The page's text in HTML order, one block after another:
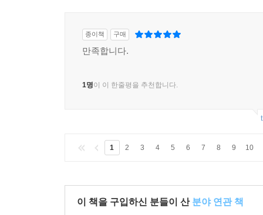
종이책 구매
만족합니다.
1명이 이 한줄평을 추천합니다.
1 2 3 4 5 6 7 8 9 10
이 책을 구입하신 분들이 산 분야 연관 책